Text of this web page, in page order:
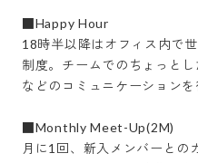
■Happy Hour
18時半以降はオフィス内で
制度。チームでのちょっと
などのコミュニケーションを
■Monthly Meet-Up(2M)
月に1回、新入メンバーとの